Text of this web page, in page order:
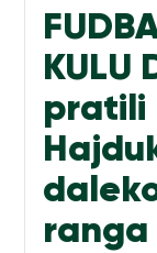
KULU
pratili
ranga